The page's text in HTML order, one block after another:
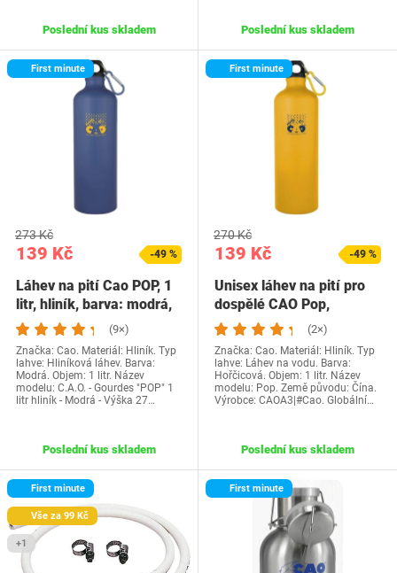
Poslední kus skladem Poslední kus skladem
First minute
139 Kč
273 Kč
-49 %
Láhev na pití Cao POP, 1
litr, hliník, barva: modrá,
výška…
(9×)
Značka: Cao. Materiál: Hliník. Typ
lahve: Hliníková láhev. Barva:
Modrá. Objem: 1 litr. Název
modelu: C.A.O. - Gourdes "POP" 1
litr hliník - Modrá - Výška 27…
Poslední kus skladem
First minute
139 Kč
270 Kč
-49 %
Unisex láhev na pití pro
dospělé CAO Pop,
hořčicová
(2×)
Značka: Cao. Materiál: Hliník. Typ
lahve: Láhev na vodu. Barva:
Hořčicová. Objem: 1 litr. Název
modelu: Pop. Země původu: Čína.
Výrobce: CAOA3|#Cao. Globální…
Poslední kus skladem
First minute
Vše za 99 Kč
+1
First minute